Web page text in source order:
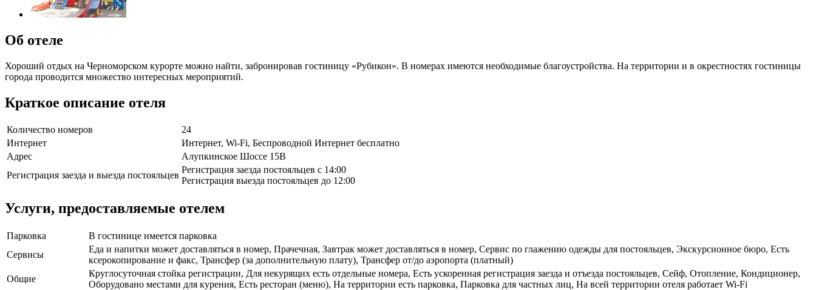
Об отеле
Хороший отдых на Черноморском курорте можно найти, забронировав гостиницу «Рубикон». В номерах имеются необходимые благоустройства. На территории и в окрестностях гостиницы
города проводится множество интересных мероприятий.
Краткое описание отеля
Количество номеров
24
Интернет
Интернет, Wi-Fi, Беспроводной Интернет бесплатно
Адрес
Алупкинское Шоссе 15B
Регистрация заезда и выезда постояльцев
Регистрация заезда постояльцев с 14:00
Регистрация выезда постояльцев до 12:00
Услуги, предоставляемые отелем
Парковка
В гостинице имеется парковка
Сервисы
Еда и напитки может доставляться в номер, Прачечная, Завтрак может доставляться в номер, Сервис по глажению одежды для постояльцев, Экскурсионное бюро, Есть
ксерокопирование и факс, Трансфер (за дополнительную плату), Трансфер от/до аэропорта (платный)
Общие
Круглосуточная стойка регистрации, Для некурящих есть отдельные номера, Есть ускоренная регистрация заезда и отъезда постояльцев, Сейф, Отопление, Кондиционер,
Оборудовано местами для курения, Есть ресторан (меню), На территории есть парковка, Парковка для частных лиц, На всей территории отеля работает Wi-Fi